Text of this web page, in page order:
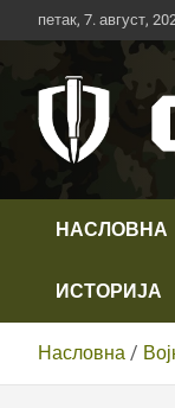
Скип
то
петак, 7. август,
НАСЛОВНА
ИСТОРИЈА
Насловна